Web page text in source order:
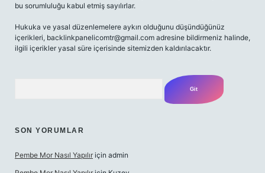
bu sorumluluğu kabul etmiş sayılırlar.
Hukuka ve yasal düzenlemelere aykırı olduğunu düşündüğünüz
içerikleri, backlinkpanelicomtr@gmail.com adresine bildirmeniz halinde,
ilgili içerikler yasal süre içerisinde sitemizden kaldırılacaktır.
SON YORUMLAR
Pembe Mor Nasıl Yapılır için admin